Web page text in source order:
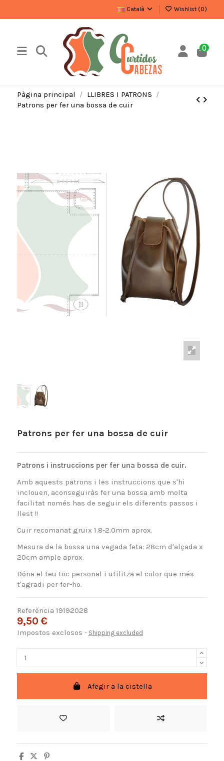
Català Wishlist (0)
0
Pàgina principal
LLIBRES I PATRONS
Patrons per fer una bossa de cuir
Patrons per fer una bossa de cuir
Patrons i instruccions per fer una bossa de cuir.
Amb aquests patrons i les instruccions que s'hi
inclouen, aconseguiràs fer una bossa amb molta
facilitat només has de seguir els diferents passos i
llest !!
Cuir recomanat gruix 1.8-2.0mm aprox.
Mesura de la bossa una vegada feta: 28cm d'alçada x
20cm ample aprox.
Dóna el teu toc personal i utilitza el color que més
t'agradi per fer-ho.
Referència 19192028
9,50 €
Impostos exclosos Shipping excluded
Afegir a la cistella